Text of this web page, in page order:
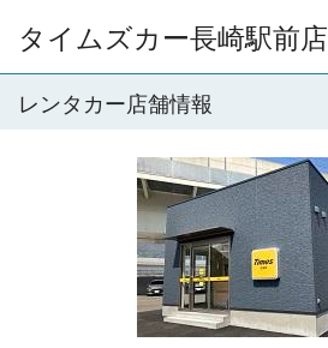
タイムズカー長崎駅前店
レンタカー店舗情報